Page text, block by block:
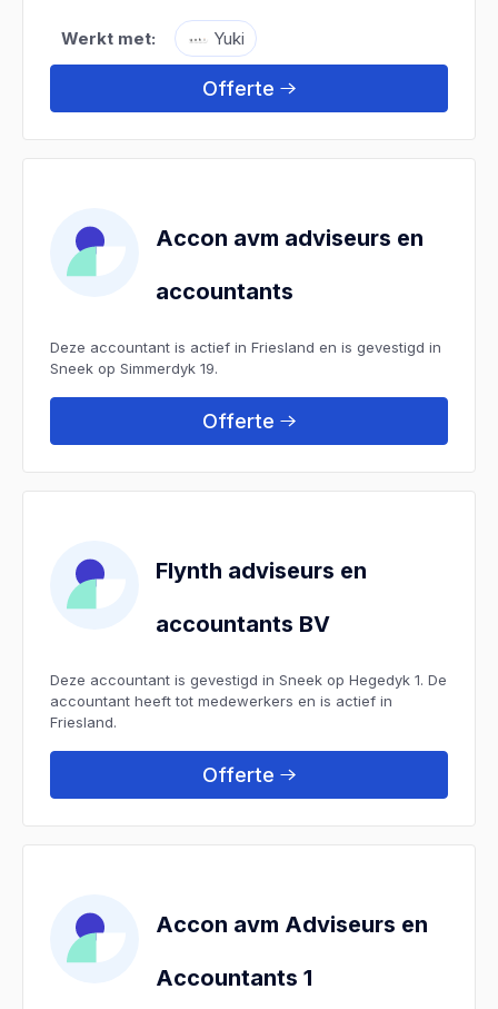
Werkt met: Yuki
Offerte
Accon avm adviseurs en
accountants
Deze accountant is actief in Friesland en is gevestigd in
Sneek op Simmerdyk 19.
Offerte
Flynth adviseurs en
accountants BV
Deze accountant is gevestigd in Sneek op Hegedyk 1. De
accountant heeft tot medewerkers en is actief in
Friesland.
Offerte
Accon avm Adviseurs en
Accountants 1